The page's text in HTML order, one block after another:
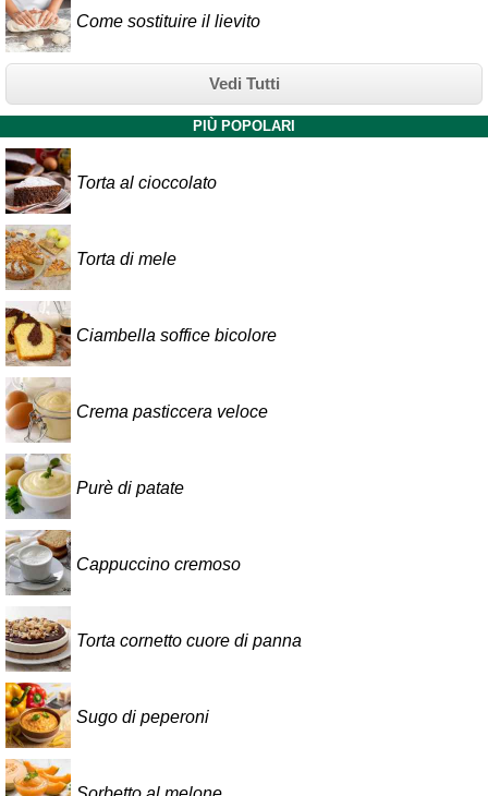
Come sostituire il lievito
Vedi Tutti
PIÙ POPOLARI
Torta al cioccolato
Torta di mele
Ciambella soffice bicolore
Crema pasticcera veloce
Purè di patate
Cappuccino cremoso
Torta cornetto cuore di panna
Sugo di peperoni